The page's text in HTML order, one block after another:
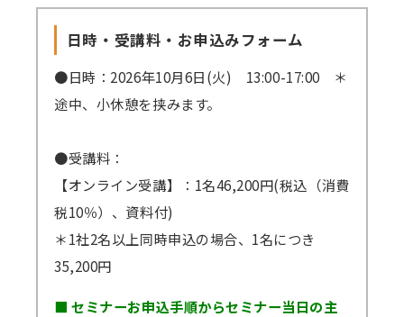
日時・受講料・お申込みフォーム
●日時：2026年10月6日(火) 13:00-17:00 ＊
途中、小休憩を挟みます。
●受講料：
【オンライン受講】：1名46,200円(税込（消費
税10％）、資料付)
＊1社2名以上同時申込の場合、1名につき
35,200円
■ セミナーお申込手順からセミナー当日の主